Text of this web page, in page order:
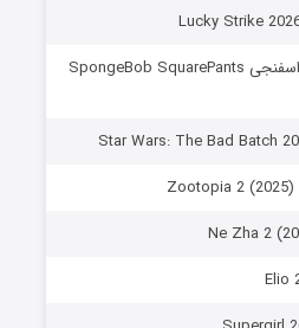
دانلود فصل پانزدهم باب اسفنجی SpongeBob SquarePants